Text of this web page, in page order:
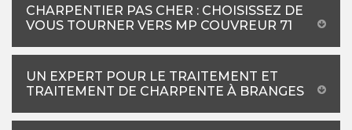
CHARPENTIER PAS CHER : CHOISISSEZ DE
VOUS TOURNER VERS MP COUVREUR 71
UN EXPERT POUR LE TRAITEMENT ET
TRAITEMENT DE CHARPENTE À BRANGES